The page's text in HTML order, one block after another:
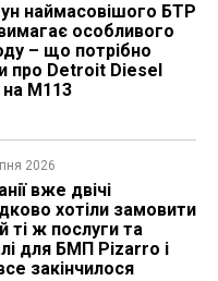
наймасовішого БТР
особливого
– що потрібно
про Detroit Diesel
на M113
2026
вже двічі
хотіли замовити
ті ж послуги та
для БМП Pizarro і
закінчилося